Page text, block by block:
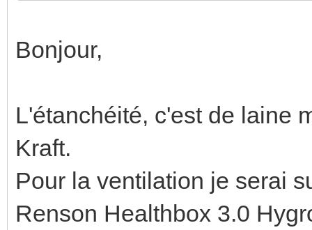
Bonjour,
L'étanchéité, c'est de laine
Kraft.
Pour la ventilation je serai
Renson Healthbox 3.0